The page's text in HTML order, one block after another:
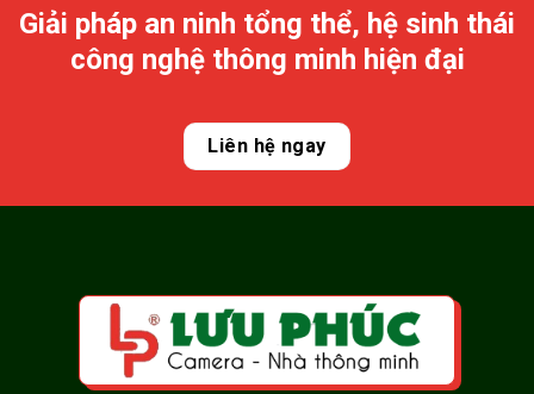
Giải pháp an ninh tổng thể, hệ sinh thái
công nghệ thông minh hiện đại
Liên hệ ngay